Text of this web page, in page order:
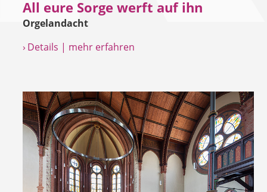
All eure Sorge werft auf ihn
Orgelandacht
› Details | mehr erfahren